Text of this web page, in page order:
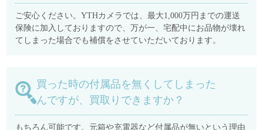
ご安心ください。YTHカメラでは、最大1,000万円までの運送
保険に加入しておりますので、万が一、宅配中にお品物が壊れ
てしまった場合でも補償をさせていただいております。
買った時の付属品を無くしてしまった
んですが、買取りできますか？
もちろん可能です。元箱や充電器など付属品が無いという理由